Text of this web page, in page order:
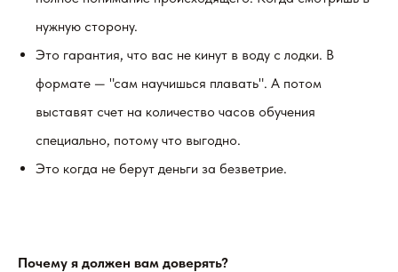
нужную сторону.
Это гарантия, что вас не кинут в воду с лодки. В
формате — "сам научишься плавать". А потом
выставят счет на количество часов обучения
специально, потому что выгодно.
Это когда не берут деньги за безветрие.
Почему я должен вам доверять?